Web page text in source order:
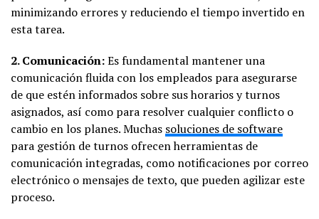
minimizando errores y reduciendo el tiempo invertido en
esta tarea.
2. Comunicación:Es fundamental mantener una
comunicación fluida con los empleados para asegurarse
de que estén informados sobre sus horarios y turnos
asignados, así como para resolver cualquier conflicto o
cambio en los planes. Muchas soluciones de software
para gestión de turnos ofrecen herramientas de
comunicación integradas, como notificaciones por correo
electrónico o mensajes de texto, que pueden agilizar este
proceso.